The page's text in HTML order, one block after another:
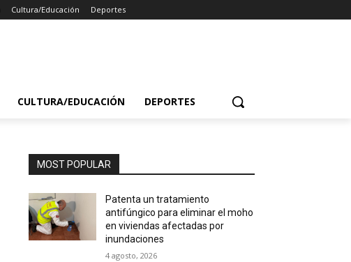
Cultura/Educación Deportes
CULTURA/EDUCACIÓN DEPORTES
MOST POPULAR
Patenta un tratamiento
antifúngico para eliminar el moho
en viviendas afectadas por
inundaciones
4 agosto, 2026